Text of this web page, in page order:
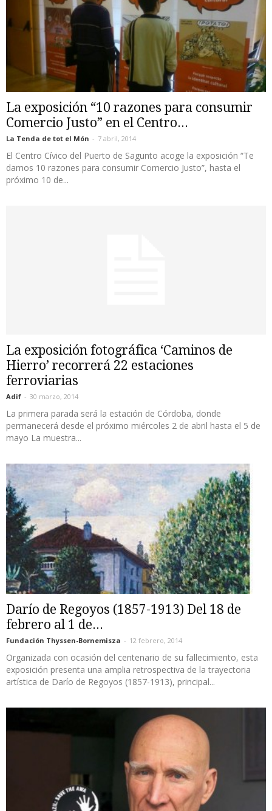
La exposición “10 razones para consumir
Comercio Justo” en el Centro...
La Tenda de tot el Món - 7 abril, 2014
El Centro Cívico del Puerto de Sagunto acoge la exposición “Te
damos 10 razones para consumir Comercio Justo”, hasta el
próximo 10 de...
La exposición fotográfica ‘Caminos de
Hierro’ recorrerá 22 estaciones
ferroviarias
Adif - 30 marzo, 2014
La primera parada será la estación de Córdoba, donde
permanecerá desde el próximo miércoles 2 de abril hasta el 5 de
mayo La muestra...
Darío de Regoyos (1857-1913) Del 18 de
febrero al 1 de...
Fundación Thyssen-Bornemisza - 12 febrero, 2014
Organizada con ocasión del centenario de su fallecimiento, esta
exposición presenta una amplia retrospectiva de la trayectoria
artística de Darío de Regoyos (1857-1913), principal...